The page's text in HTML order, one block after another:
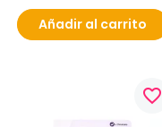
Añadir al carrito
favorite_border